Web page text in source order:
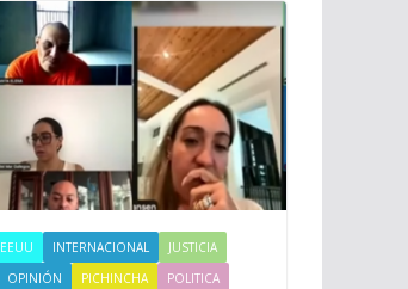
EEUU INTERNACIONAL
JUSTICIA
OPINIÓN PICHINCHA
POLITICA